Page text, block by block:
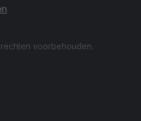
rechten voorbehouden.